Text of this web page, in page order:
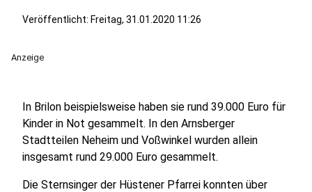
Veröffentlicht: Freitag, 31.01.2020 11:26
Anzeige
In Brilon beispielsweise haben sie rund 39.000 Euro für
Kinder in Not gesammelt. In den Arnsberger
Stadtteilen Neheim und Voßwinkel wurden allein
insgesamt rund 29.000 Euro gesammelt.
Die Sternsinger der Hüstener Pfarrei konnten über